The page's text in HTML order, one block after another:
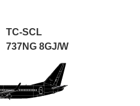
TC-SCL
737NG 8GJ/W